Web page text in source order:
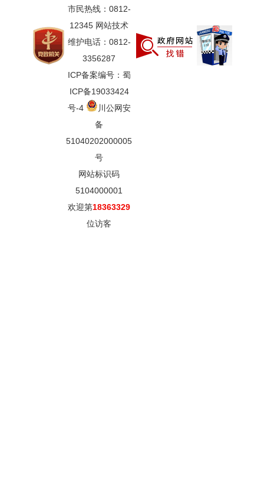
市民热线：0812-
12345 网站技术
维护电话：0812-
3356287
ICP备案编号：蜀
ICP备19033424
号-4
川公网安
备
51040202000005
号
网站标识码
5104000001
欢迎第18363329
位访客